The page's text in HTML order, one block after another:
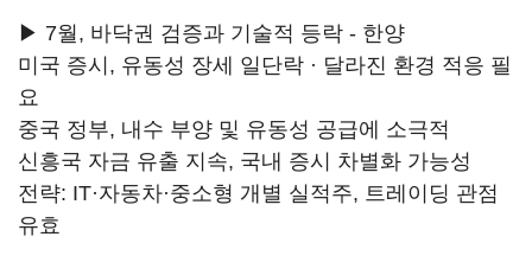
▶ 7월, 바닥권 검증과 기술적 등락 - 한양
미국 증시, 유동성 장세 일단락 · 달라진 환경 적응 필
요
중국 정부, 내수 부양 및 유동성 공급에 소극적
신흥국 자금 유출 지속, 국내 증시 차별화 가능성
전략: IT·자동차·중소형 개별 실적주, 트레이딩 관점
유효